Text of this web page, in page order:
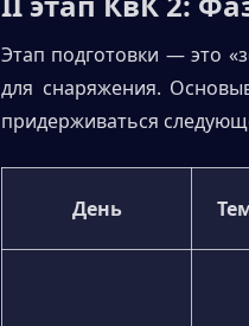
Этап подготовки — это
для снаряжения.
придерживаться
День